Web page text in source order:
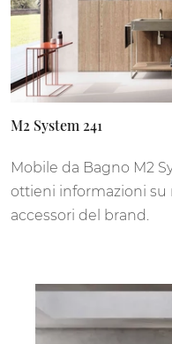
M2 System 241
Mobile da Bagno M2
ottieni informazioni su
accessori del brand.